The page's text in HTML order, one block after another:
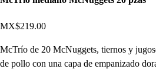
MX$219.00
McTrío de 20 McNuggets, tiernos y
de pollo con una capa de empanizado